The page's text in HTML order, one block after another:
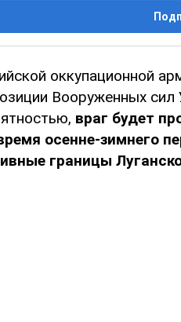
оккупационной
Вооруженных
враг будет
осенне-зимнего
границы